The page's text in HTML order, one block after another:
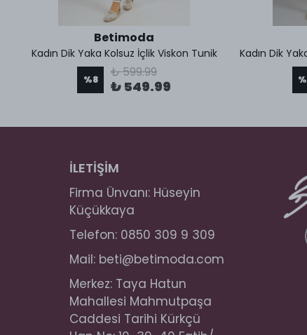
Betimoda
Kadın Dik Yaka Kolsuz İçlik Viskon Tunik
%8 ₺ 599.99
₺ 549.99 %
İLETİŞİM
Firma Ünvanı: Hüseyin
Küçükkaya
Telefon: 0850 309 9 309
Mail: beti@betimoda.com
Merkez: Taya Hatun
Mahallesi Mahmutpaşa
Caddesi Tarihi Kürkçü